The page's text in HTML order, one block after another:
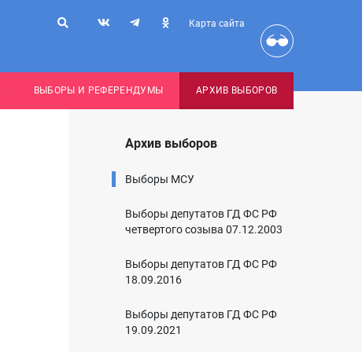
Карта сайта
ВЫБОРЫ И РЕФЕРЕНДУМЫ АРХИВ ВЫБОРОВ
Архив выборов
Выборы МСУ
Выборы депутатов ГД ФС РФ
четвертого созыва 07.12.2003
Выборы депутатов ГД ФС РФ
18.09.2016
Выборы депутатов ГД ФС РФ
19.09.2021